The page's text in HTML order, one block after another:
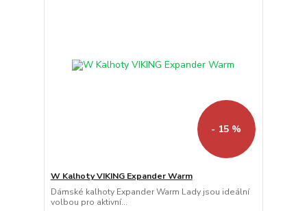
- 15 %
W Kalhoty VIKING Expander Warm
Dámské kalhoty Expander Warm Lady jsou ideální
volbou pro aktivní...